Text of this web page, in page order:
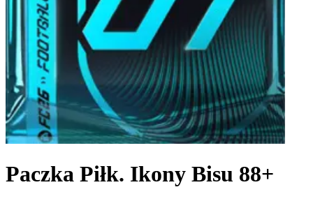
Paczka Piłk. Ikony Bisu 88+